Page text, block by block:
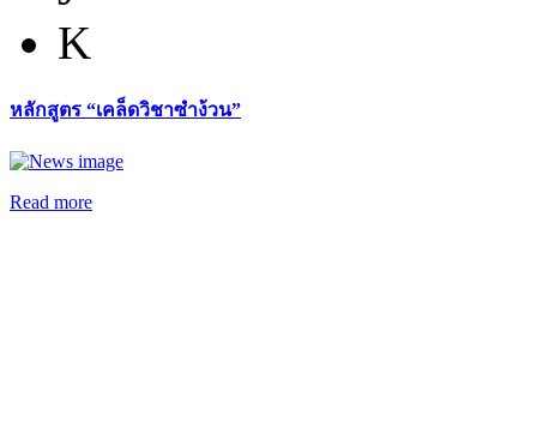
K
หลักสูตร “เคล็ดวิชาซำง้วน”
Read more